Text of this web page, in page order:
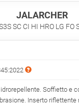
JALARCHER
SC CI HI HRO LG FO
Soffietto e
Inserto riflettente